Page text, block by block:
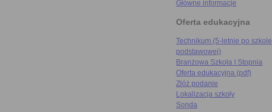
Główne informacje
Oferta edukacyjna
Technikum (5-letnie po szkole
podstawowej)
Branżowa Szkoła I Stopnia
Oferta edukacyjna (pdf)
Złóż podanie
Lokalizacja szkoły
Sonda